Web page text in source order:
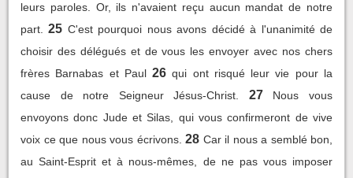
leurs paroles. Or, ils n'avaient reçu aucun mandat de notre
part.
25 C'est pourquoi nous avons décidé à l'unanimité de
choisir des délégués et de vous les envoyer avec nos chers
frères Barnabas et Paul 26 qui ont risqué leur vie pour la
cause de notre Seigneur Jésus-Christ.
27
Nous vous
envoyons donc Jude et Silas, qui vous confirmeront de vive
voix ce que nous vous écrivons. 28 Car il nous a semblé bon,
au Saint-Esprit et à nous-mêmes, de ne pas vous imposer